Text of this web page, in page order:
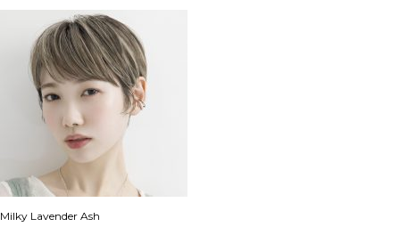
Milky Lavender Ash